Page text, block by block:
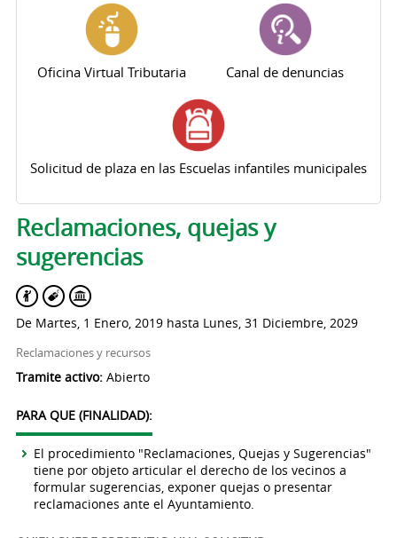
Oficina Virtual Tributaria Canal de denuncias
Solicitud de plaza en las Escuelas infantiles municipales
Solapas principales
Reclamaciones, quejas y
sugerencias
De Martes, 1 Enero, 2019hasta Lunes, 31 Diciembre, 2029
Reclamaciones y recursos
Tramite activo: Abierto
PARA QUE (FINALIDAD):
El procedimiento "Reclamaciones, Quejas y Sugerencias"
tiene por objeto articular el derecho de los vecinos a
formular sugerencias, exponer quejas o presentar
reclamaciones ante el Ayuntamiento.